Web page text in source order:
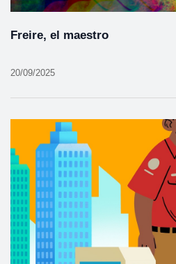
Freire, el maestro
20/09/2025